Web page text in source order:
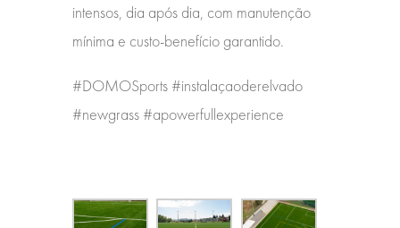
intensos, dia após dia, com manutenção
mínima e custo-benefício garantido.
#DOMOSports #instalaçaoderelvado
#newgrass #apowerfullexperience